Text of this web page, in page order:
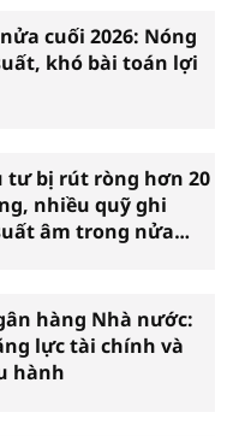
cuối 2026: Nóng
khó bài toán lợi
tư bị rút ròng hơn 20
nhiều quỹ ghi
âm trong nửa
hàng Nhà nước:
lực tài chính và
hành